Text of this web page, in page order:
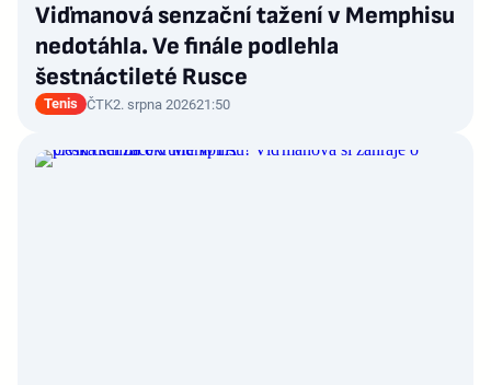
Viďmanová senzační tažení v Memphisu
nedotáhla. Ve finále podlehla
šestnáctileté Rusce
Tenis ČTK2. srpna 202621:50